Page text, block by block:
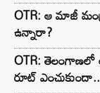
OTR: ఆ మాజీ
ఉన్నారా?
OTR: తెలంగాణలో
రూట్‌